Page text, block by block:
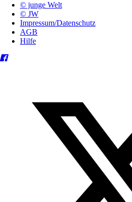
© junge Welt
© JW
Impressum/Datenschutz
AGB
Hilfe